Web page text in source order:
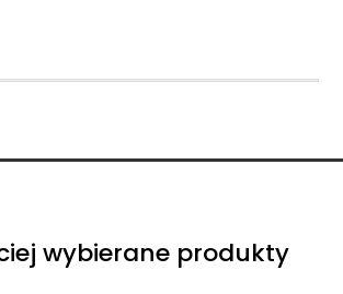
wybierane produkty